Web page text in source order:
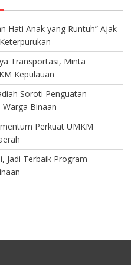
Hati Anak yang Runtuh” Ajak
Transportasi, Minta
Kepulauan
Soroti Penguatan
Binaan
Perkuat UMKM
Jadi Terbaik Program